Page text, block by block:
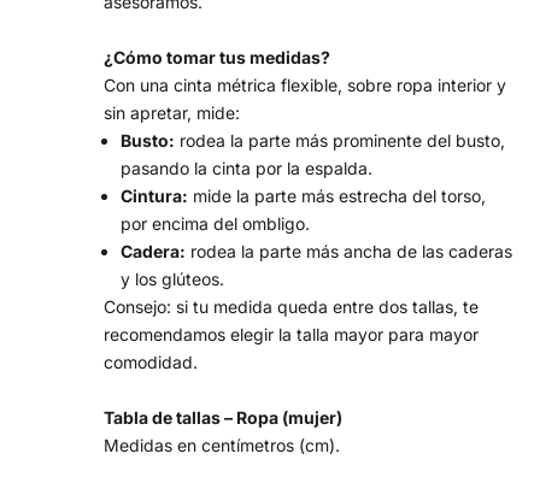
¿Cómo tomar tus medidas?
Con una cinta métrica flexible, sobre ropa interior y
sin apretar, mide:
Busto: rodea la parte más prominente del busto,
pasando la cinta por la espalda.
Cintura: mide la parte más estrecha del torso,
por encima del ombligo.
Cadera: rodea la parte más ancha de las caderas
y los glúteos.
Consejo: si tu medida queda entre dos tallas, te
recomendamos elegir la talla mayor para mayor
comodidad.
Tabla de tallas – Ropa (mujer)
Medidas en centímetros (cm).